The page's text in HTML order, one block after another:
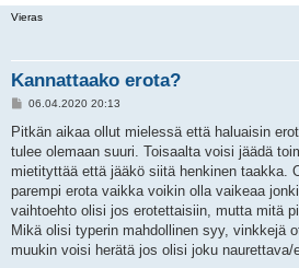
Vieras
Kannattaako erota?
V
e
t
i
06.04.2020 20:13
Pitkän aikaa ollut mielessä että haluaisin
tulee olemaan suuri. Toisaalta voisi jäädä
mietityttää että jääkö siitä henkinen taakka.
parempi erota vaikka voikin olla vaikeaa
vaihtoehto olisi jos erotettaisiin, mutta mitä
Mikä olisi typerin mahdollinen syy, vinkkejä
muukin voisi herätä jos olisi joku naurettava/